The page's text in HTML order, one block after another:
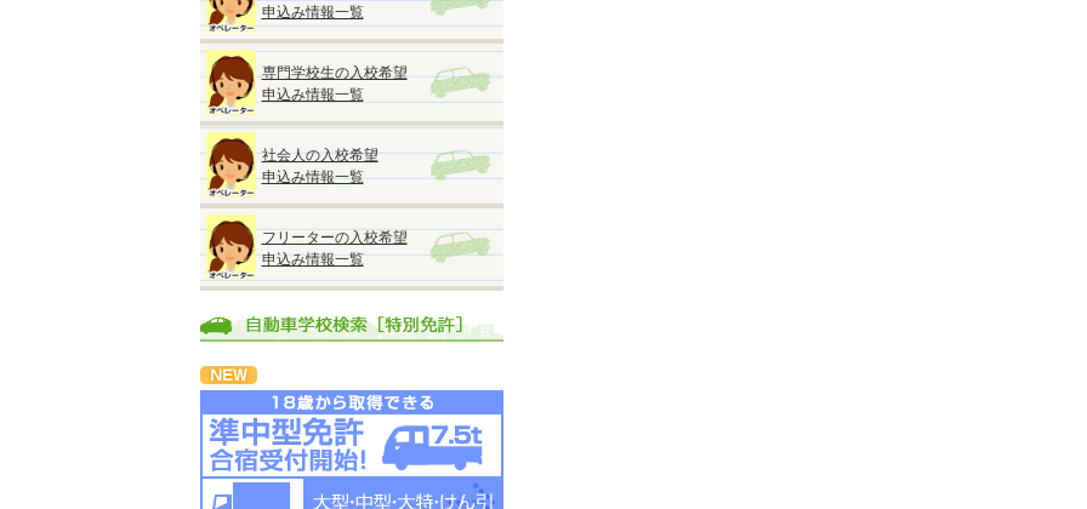
申込み情報一覧
専門学校生の入校希望
申込み情報一覧
社会人の入校希望
申込み情報一覧
フリーターの入校希望
申込み情報一覧